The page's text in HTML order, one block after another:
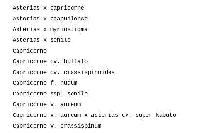
Asterias x capricorne
Asterias x coahuilense
Asterias x myriostigma
Asterias x senile
Capricorne
Capricorne cv. buffalo
Capricorne cv. crassispinoides
Capricorne f. nudum
Capricorne ssp. senile
Capricorne v. aureum
Capricorne v. aureum x asterias cv. super kabuto
Capricorne v. crassispinum